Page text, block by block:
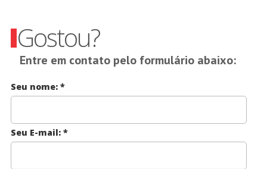
Gostou?
Entre em contato pelo formulário abaixo:
Seu nome: *
Seu E-mail: *